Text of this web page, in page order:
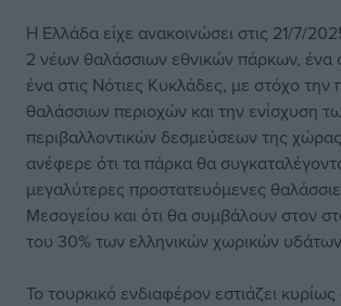
Η Ελλάδα είχε ανακοινώσει στις 21/7/
2 νέων θαλάσσιων εθνικών πάρκων, ένα
ένα στις Νότιες Κυκλάδες, με στόχο την
θαλάσσιων περιοχών και την ενίσχυση
περιβαλλοντικών δεσμεύσεων της
ανέφερε ότι τα πάρκα θα
μεγαλύτερες προστατευόμενες
Μεσογείου και ότι θα συμβάλουν στον
του 30% των ελληνικών χωρικών
Το τουρκικό ενδιαφέρον εστιάζει